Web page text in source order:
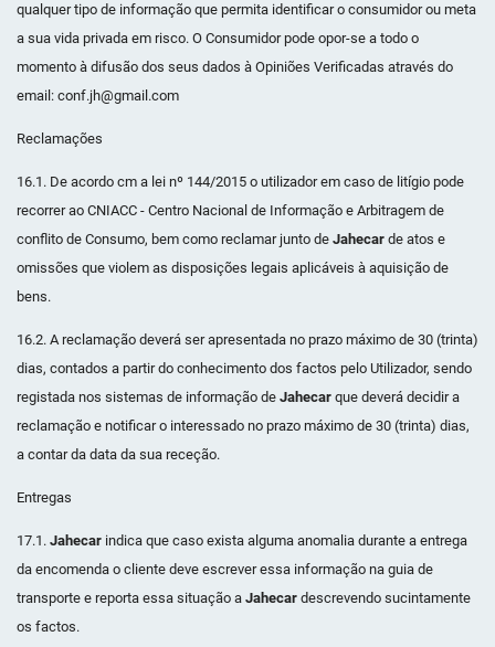
qualquer tipo de informação que permita identificar o consumidor ou meta
a sua vida privada em risco. O Consumidor pode opor-se a todo o
momento à difusão dos seus dados à Opiniões Verificadas através do
email: conf.jh@gmail.com
Reclamações
16.1. De acordo cm a lei nº 144/2015 o utilizador em caso de litígio pode
recorrer ao CNIACC - Centro Nacional de Informação e Arbitragem de
conflito de Consumo, bem como reclamar junto de Jahecarde atos e
omissões que violem as disposições legais aplicáveis à aquisição de
bens.
16.2. A reclamação deverá ser apresentada no prazo máximo de 30 (trinta)
dias, contados a partir do conhecimento dos factos pelo Utilizador, sendo
registada nos sistemas de informação de Jahecarque deverá decidir a
reclamação e notificar o interessado no prazo máximo de 30 (trinta) dias,
a contar da data da sua receção.
Entregas
17.1. Jahecarindica que caso exista alguma anomalia durante a entrega
da encomenda o cliente deve escrever essa informação na guia de
transporte e reporta essa situação a Jahecar descrevendo sucintamente
os factos.